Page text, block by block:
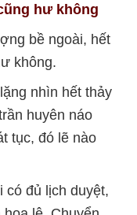
hư không
bề ngoài, hết
không.
nhìn hết thảy
huyên náo
tục, đó lẽ nào
có đủ lịch duyệt,